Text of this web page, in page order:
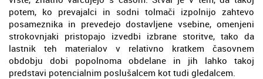
potem, ko prevajalci in sodni tolmači izpolnijo zahtevo
posameznika in prevedejo dostavljene vsebine, omenjeni
strokovnjaki pristopajo izvedbi izbrane storitve, tako da
lastnik teh materialov v relativno kratkem časovnem
obdobju dobi popolnoma obdelane in jih lahko takoj
predstavi potencialnim poslušalcem kot tudi gledalcem.